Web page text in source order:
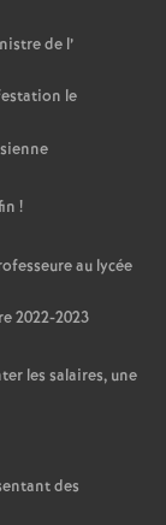
de l’
le
!
au lycée
2022-2023
les salaires, une
des